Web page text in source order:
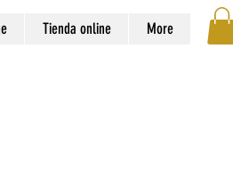
Tienda online More